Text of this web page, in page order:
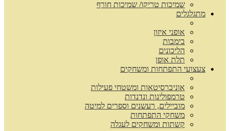
שמיכות טריקו/ שמיכות חורף
מתגלגלים
אופני איזון
בימבות
הליכונים
תלת אופן
צעצועי התפתחות ומשחקים
אוניברסיטאות ומשטחי פעילות
טרמפולינות ונדנדות
מוביילים, רעשנים וספרים למיטה
משחקי התפתחות
קשתות ומשחקים לעגלה